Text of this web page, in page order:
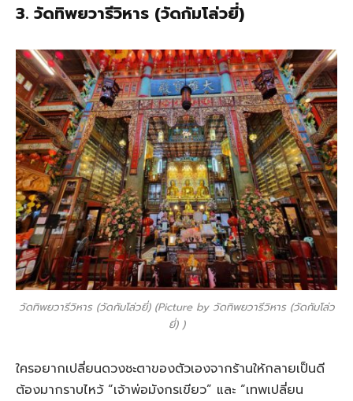
3. วัดทิพยวารีวิหาร (วัดกัมโล่วยี่)
วัดทิพยวารีวิหาร (วัดกัมโล่วยี่) (Picture by วัดทิพยวารีวิหาร (วัดกัมโล่ว
ยี่) )
ใครอยากเปลี่ยนดวงชะตาของตัวเองจากร้านให้กลายเป็นดี
ต้องมากราบไหว้ “เจ้าพ่อมังกรเขียว” และ “เทพเปลี่ยน